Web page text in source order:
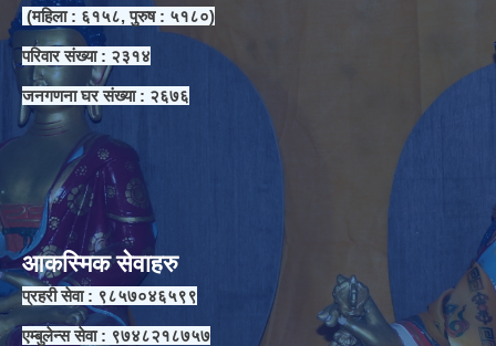
(महिला : ६१५८, पुरुष : ५१८०)
परिवार संख्या : २३१४
जनगणना घर संख्या : २६७६
आकस्मिक सेवाहरु
प्रहरी सेवा : ९८५७०४६५९९
एम्बुलेन्स सेवा : ९७४८२१८७५७